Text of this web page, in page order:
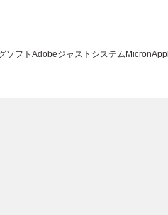
ソフト Adobeジャストシステム Micron